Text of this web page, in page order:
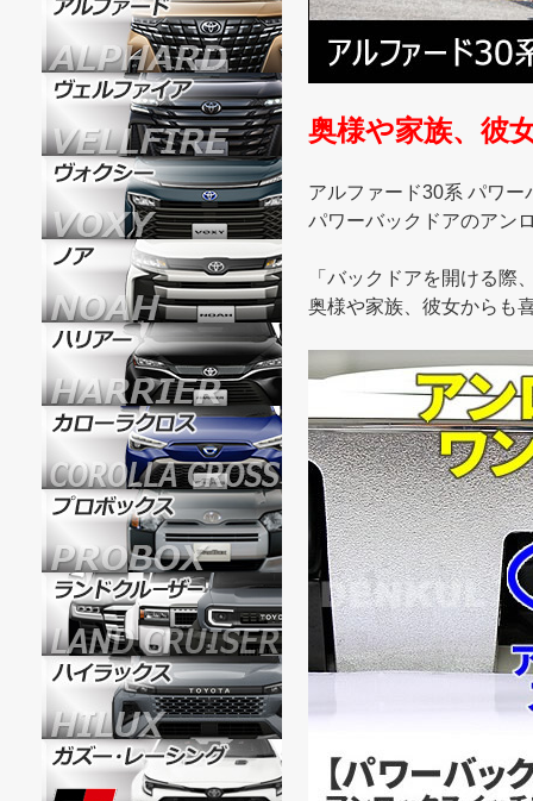
奥様や家族、彼
アルファード30系 パワ
パワーバックドアのアン
「バックドアを開ける際
奥様や家族、彼女からも